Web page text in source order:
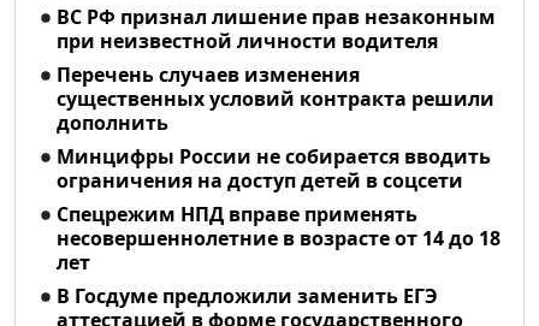
ВС РФ признал лишение прав незаконным
при неизвестной личности водителя
Перечень случаев изменения
существенных условий контракта решили
дополнить
Минцифры России не собирается вводить
ограничения на доступ детей в соцсети
Спецрежим НПД вправе применять
несовершеннолетние в возрасте от 14 до 18
лет
В Госдуме предложили заменить ЕГЭ
аттестацией в форме государственного